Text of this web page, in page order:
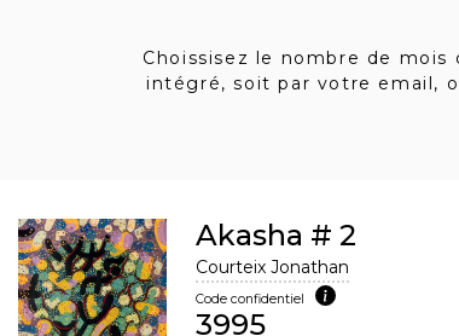
Choissisez le nombre de
intégré, soit par votre email,
Akasha # 2
Courteix Jonathan
Code confidentiel
3995